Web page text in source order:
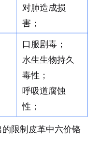
对肺造成损
害；
口服剧毒；
水生生物持久
毒性；
呼吸道腐蚀
性；
限制皮革中六价铬